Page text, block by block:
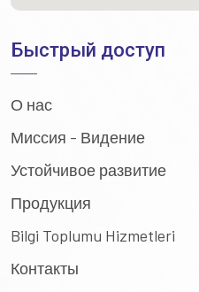
Быстрый доступ
О нас
Миссия - Видение
Устойчивое развитие
Продукция
Bilgi Toplumu Hizmetleri
Контакты